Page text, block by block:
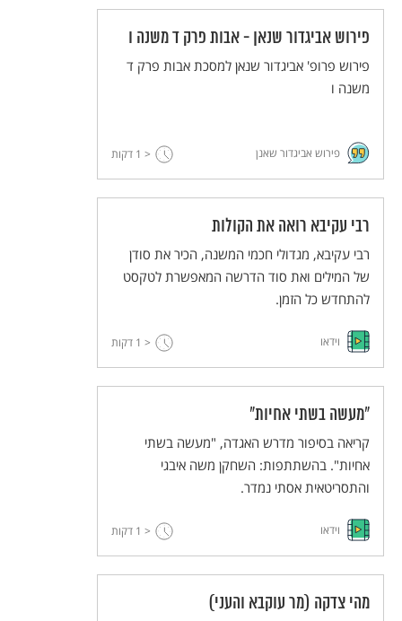
פירוש אביגדור שנאן - אבות פרק ד משנה ו
פירוש פרופ' אביגדור שנאן למסכת אבות פרק ד
משנה ו
פירוש אביגדור שאנן < 1 דקות
רבי עקיבא רואה את הקולות
רבי עקיבא, מגדולי חכמי המשנה, הכיר את סודן
של המילים ואת סוד הדרשה המאפשרת לטקסט
להתחדש כל הזמן.
וידאו < 1 דקות
"מעשה בשתי אחיות"
קריאה בסיפור מדרש האגדה, "מעשה בשתי
אחיות". בהשתתפות: השחקן משה איבגי
והתסריטאית אסתי נמדר.
וידאו < 1 דקות
מהי צדקה (מר עוקבא והעני)